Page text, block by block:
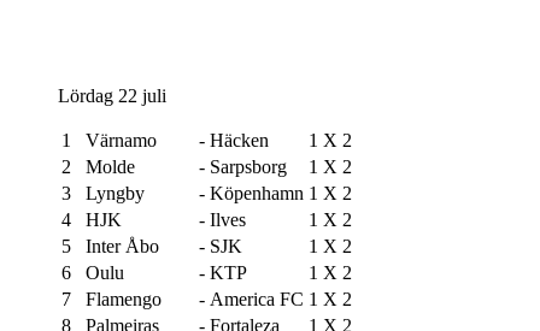
Lördag 22 juli
1 Värnamo - Häcken 1 X 2
2
Molde - Sarpsborg 1 X 2
3
Lyngby - Köpenhamn 1 X 2
4
HJK - Ilves 1 X 2
5
Inter Åbo - SJK 1 X 2
6
Oulu - KTP 1 X 2
7
Flamengo - America FC 1 X 2
8
Palmeiras - Fortaleza 1 X 2